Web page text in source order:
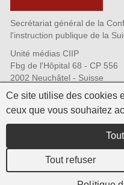
Secrétariat général de la
l'instruction publique de la
Unité médias CIIP
Fbg de l'Hôpital 68 - CP 556
2002 Neuchâtel - Suisse
Tél. +41 32 889 69 72
Fax +41 32 889 69 73
CIIP.emedia@ciip.ch
Commande de matériel
Ce site utilise des cookies
ceux que vous souhaitez
Tout refuser